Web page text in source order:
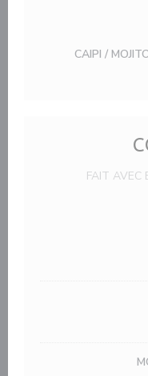
CAIPI /
FAIT AVEC